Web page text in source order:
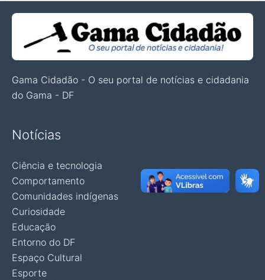
Gama Cidadão - O seu portal de notícias e cidadania
do Gama - DF
Notícias
Ciência e tecnologia
Comportamento
Comunidades indígenas
Curiosidade
Educação
Entorno do DF
Espaço Cultural
Esporte